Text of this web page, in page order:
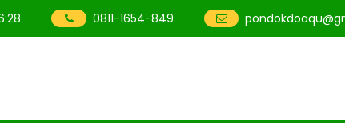
:28 0811-1654-849